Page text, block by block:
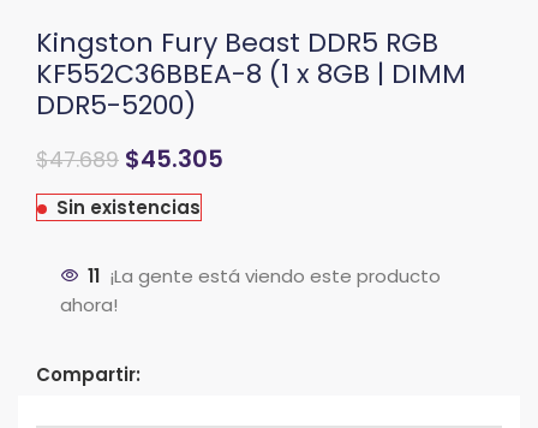
Kingston Fury Beast DDR5 RGB
KF552C36BBEA-8 (1 x 8GB | DIMM
DDR5-5200)
El
original
$47.689El
actual
$45.305
Sin existencias
11 ¡La gente está viendo este producto
ahora!
Compartir: